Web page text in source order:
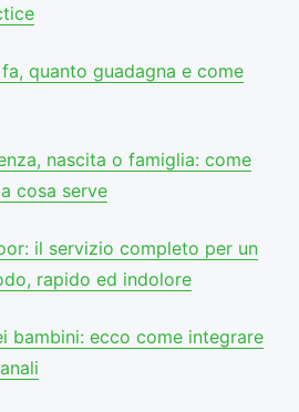
quanto guadagna e come
nascita o famiglia: come
cosa serve
il servizio completo per un
rapido ed indolore
bambini: ecco come integrare